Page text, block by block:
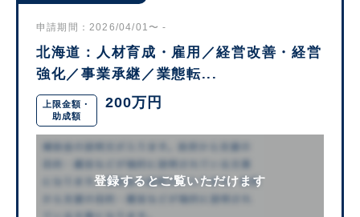
申請期間：2026/04/01〜 -
北海道：人材育成・雇用／経営改善・経営
強化／事業承継／業態転...
上限金額・
助成額
200万円
登録するとご覧いただけます